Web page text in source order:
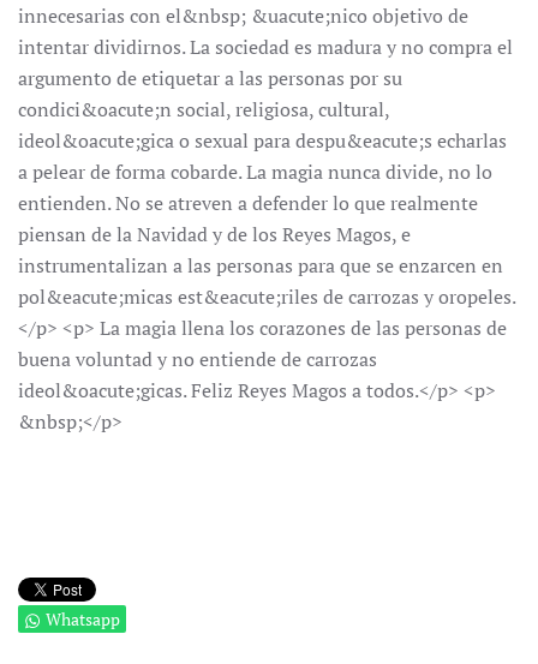
innecesarias con el&nbsp; &uacute;nico objetivo de
intentar dividirnos. La sociedad es madura y no compra el
argumento de etiquetar a las personas por su
condici&oacute;n social, religiosa, cultural,
ideol&oacute;gica o sexual para despu&eacute;s echarlas
a pelear de forma cobarde. La magia nunca divide, no lo
entienden. No se atreven a defender lo que realmente
piensan de la Navidad y de los Reyes Magos, e
instrumentalizan a las personas para que se enzarcen en
pol&eacute;micas est&eacute;riles de carrozas y oropeles.
</p> <p> La magia llena los corazones de las personas de
buena voluntad y no entiende de carrozas
ideol&oacute;gicas. Feliz Reyes Magos a todos.</p> <p>
&nbsp;</p>
Whatsapp